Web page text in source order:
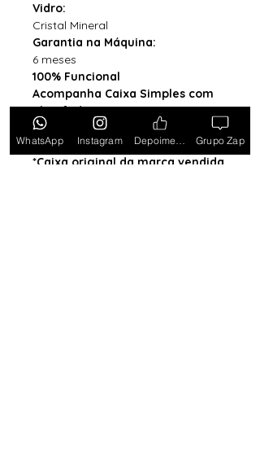
Vidro:
Cristal Mineral
Garantia na Máquina:
6 meses
100% Funcional
Acompanha Caixa Simples com
Almofada (exceto para os
estados PB, SE, RR, MT, PE e AL)
*Caixa original da marca vendida
WhatsApp Instagram Grupo Zap